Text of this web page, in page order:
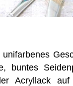
buntes
Acryllack